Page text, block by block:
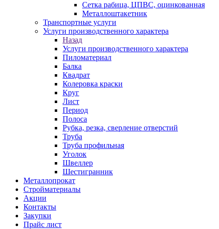
Сетка рабица, ЦПВС, оцинкованная
Металлоштакетник
Транспортные услуги
Услуги производственного характера
Назад
Услуги производственного характера
Пиломатериал
Балка
Квадрат
Колеровка краски
Круг
Лист
Период
Полоса
Рубка, резка, сверление отверстий
Труба
Труба профильная
Уголок
Швеллер
Шестигранник
Металлопрокат
Стройматериалы
Акции
Контакты
Закупки
Прайс лист